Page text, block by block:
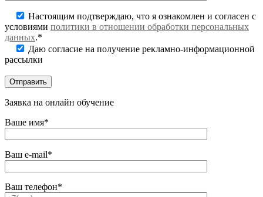
Настоящим подтверждаю, что я ознакомлен и согласен с
условиями политики в отношении обработки персональных
данных.*
Даю согласие на получение рекламно-информационной
рассылки
Заявка на онлайн обучение
Ваше имя*
Ваш e-mail*
Ваш телефон*